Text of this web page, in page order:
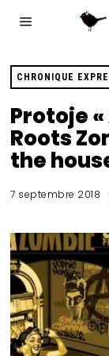
CHRONIQUE
Protoje
Roots
the
7 septembre 2018